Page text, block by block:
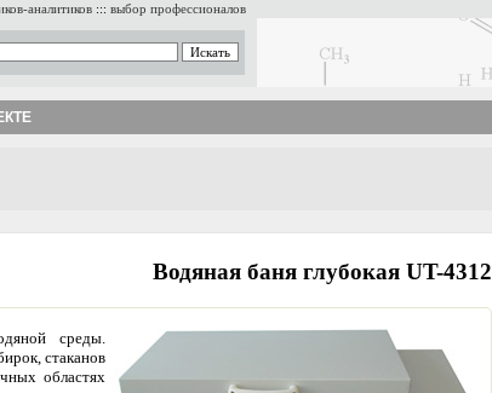
аналитиков ::: выбор профессионалов
Водяная баня глубокая UT-4312
среды.
стаканов
областях